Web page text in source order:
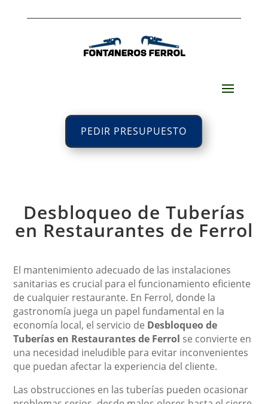
PEDIR PRESUPUESTO
Desbloqueo de Tuberías
en Restaurantes de Ferrol
El mantenimiento adecuado de las instalaciones
sanitarias es crucial para el funcionamiento eficiente
de cualquier restaurante. En Ferrol, donde la
gastronomía juega un papel fundamental en la
economía local, el servicio de Desbloqueo de
Tuberías en Restaurantes de Ferrol se convierte en
una necesidad ineludible para evitar inconvenientes
que puedan afectar la experiencia del cliente.
Las obstrucciones en las tuberías pueden ocasionar